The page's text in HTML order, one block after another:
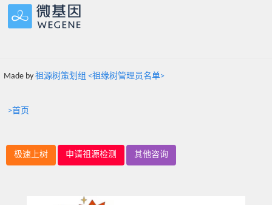
Made by 祖源树策划组 <祖缘树管理员名单>
>首页
极速上树 申请祖源检测 其他咨询